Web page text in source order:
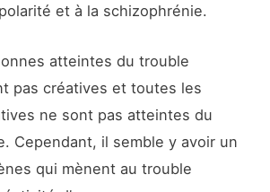
et à la schizophrénie.
atteintes du trouble
pas créatives et toutes les
ne sont pas atteintes du
Cependant, il semble y avoir un
qui mènent au trouble